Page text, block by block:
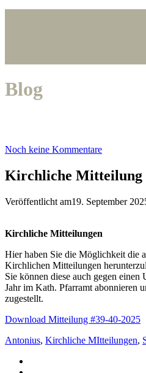
Blog
Noch keine Kommentare
Kirchliche Mitteilung
Veröffentlicht am19. September
Kirchliche Mitteilungen
Hier haben Sie die Möglichkeit die
Kirchlichen Mitteilungen
Sie können diese auch gegen
Jahr im Kath. Pfarramt abonnieren
zugestellt.
Download Mitteilung #39-40-2025
Antonius, Kirchliche MItteilungen,